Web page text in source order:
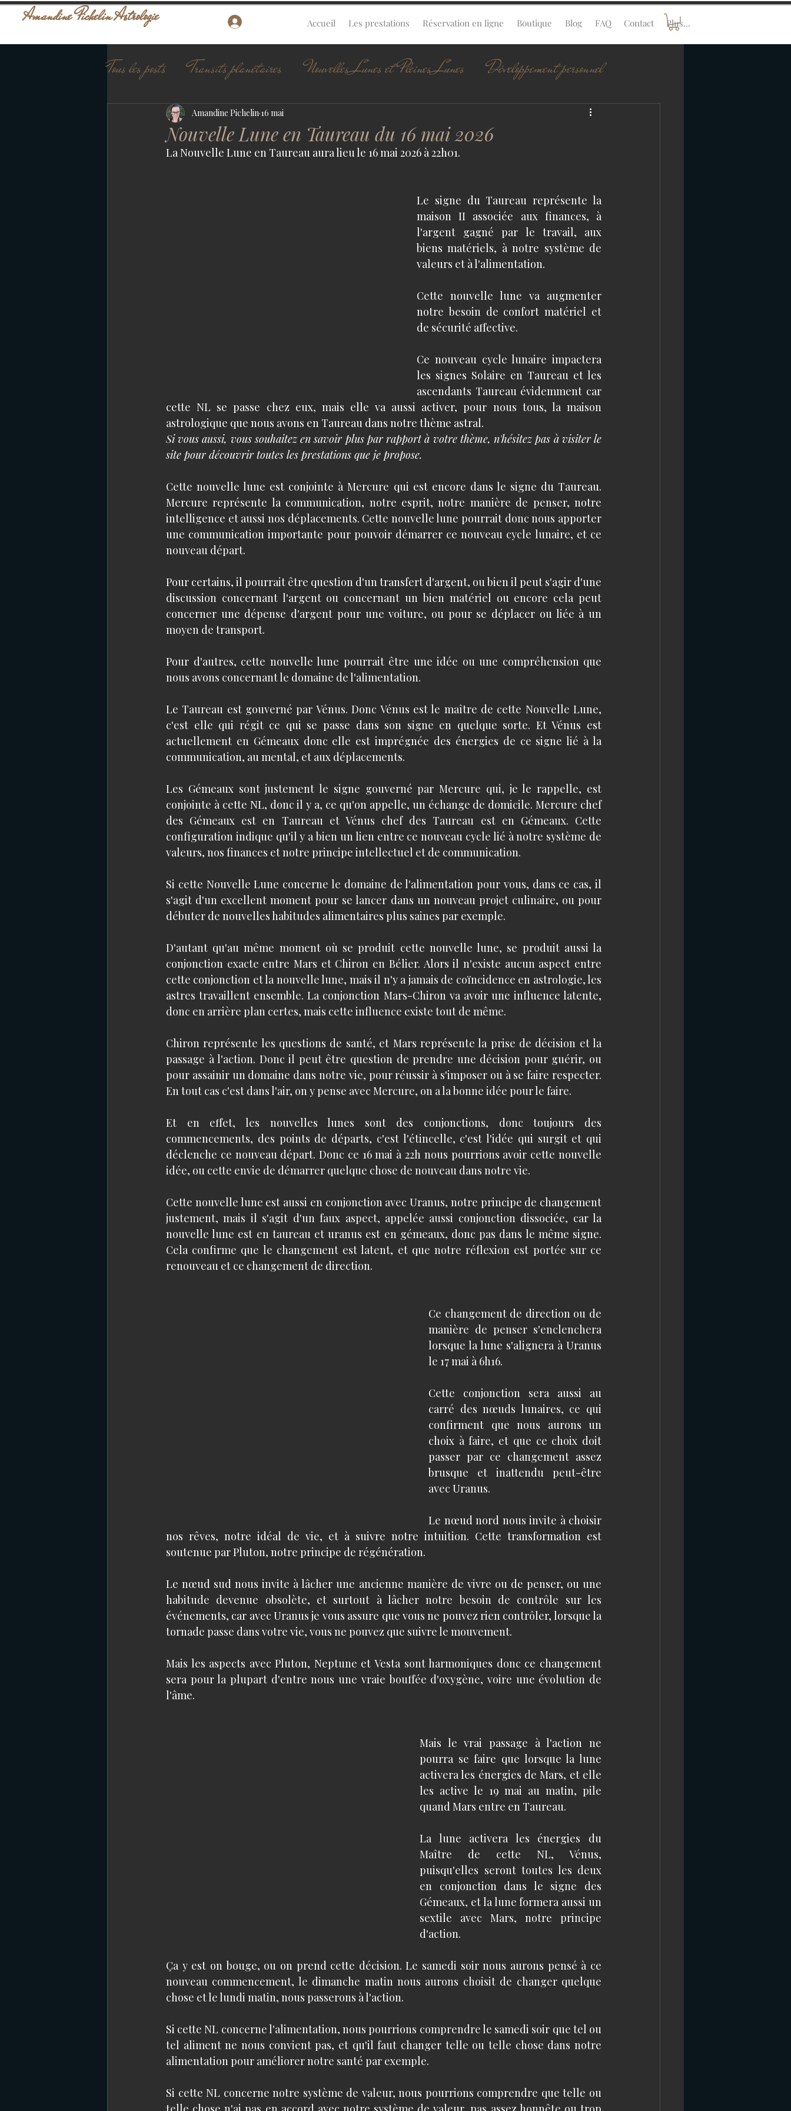
Amandine Pichelin Astrologie Accueil Les prestations Réservation en ligne Boutique Blog FAQ Contact Plus...
Tous les posts Transits planétaires Nouvelles Lunes et Pleines Lunes Développement personnel
Nouvelle Lune en Taureau du 16 mai 2026
Amandine Pichelin 16 mai
La Nouvelle Lune en Taureau aura lieu le 16 mai 2026 à 22h01.
Le signe du Taureau représente la
maison II associée aux finances, à
l'argent gagné par le travail, aux
biens matériels, à notre système de
valeurs et à l'alimentation.
Cette nouvelle lune va augmenter
notre besoin de confort matériel et
de sécurité affective.
Ce nouveau cycle lunaire impactera
les signes Solaire en Taureau et les
ascendants Taureau évidemment car
cette NL se passe chez eux, mais elle va aussi activer, pour nous tous, la maison
astrologique que nous avons en Taureau dans notre thème astral.
Si vous aussi, vous souhaitez en savoir plus par rapport à votre thème, n'hésitez pas à visiter le
site pour découvrir toutes les prestations que je propose.
Cette nouvelle lune est conjointe à Mercure qui est encore dans le signe du Taureau.
Mercure représente la communication, notre esprit, notre manière de penser, notre
intelligence et aussi nos déplacements. Cette nouvelle lune pourrait donc nous apporter
une communication importante pour pouvoir démarrer ce nouveau cycle lunaire, et ce
nouveau départ.
Pour certains, il pourrait être question d'un transfert d'argent, ou bien il peut s'agir d'une
discussion concernant l'argent ou concernant un bien matériel ou encore cela peut
concerner une dépense d'argent pour une voiture, ou pour se déplacer ou liée à un
moyen de transport.
Pour d'autres, cette nouvelle lune pourrait être une idée ou une compréhension que
nous avons concernant le domaine de l'alimentation.
Le Taureau est gouverné par Vénus. Donc Vénus est le maître de cette Nouvelle Lune,
c'est elle qui régit ce qui se passe dans son signe en quelque sorte. Et Vénus est
actuellement en Gémeaux donc elle est imprégnée des énergies de ce signe lié à la
communication, au mental, et aux déplacements.
Les Gémeaux sont justement le signe gouverné par Mercure qui, je le rappelle, est
conjointe à cette NL, donc il y a, ce qu'on appelle, un échange de domicile. Mercure chef
des Gémeaux est en Taureau et Vénus chef des Taureau est en Gémeaux. Cette
configuration indique qu'il y a bien un lien entre ce nouveau cycle lié à notre système de
valeurs, nos finances et notre principe intellectuel et de communication.
Si cette Nouvelle Lune concerne le domaine de l'alimentation pour vous, dans ce cas, il
s'agit d'un excellent moment pour se lancer dans un nouveau projet culinaire, ou pour
débuter de nouvelles habitudes alimentaires plus saines par exemple.
D'autant qu'au même moment où se produit cette nouvelle lune, se produit aussi la
conjonction exacte entre Mars et Chiron en Bélier. Alors il n'existe aucun aspect entre
cette conjonction et la nouvelle lune, mais il n'y a jamais de coïncidence en astrologie, les
astres travaillent ensemble. La conjonction Mars-Chiron va avoir une influence latente,
donc en arrière plan certes, mais cette influence existe tout de même.
Chiron représente les questions de santé, et Mars représente la prise de décision et la
passage à l'action. Donc il peut être question de prendre une décision pour guérir, ou
pour assainir un domaine dans notre vie, pour réussir à s'imposer ou à se faire respecter.
En tout cas c'est dans l'air, on y pense avec Mercure, on a la bonne idée pour le faire.
Et en effet, les nouvelles lunes sont des conjonctions, donc toujours des
commencements, des points de départs, c'est l'étincelle, c'est l'idée qui surgit et qui
déclenche ce nouveau départ. Donc ce 16 mai à 22h nous pourrions avoir cette nouvelle
idée, ou cette envie de démarrer quelque chose de nouveau dans notre vie.
Cette nouvelle lune est aussi en conjonction avec Uranus, notre principe de changement
justement, mais il s'agit d'un faux aspect, appelée aussi conjonction dissociée, car la
nouvelle lune est en taureau et uranus est en gémeaux, donc pas dans le même signe.
Cela confirme que le changement est latent, et que notre réflexion est portée sur ce
renouveau et ce changement de direction.
Ce changement de direction ou de
manière de penser s'enclenchera
lorsque la lune s'alignera à Uranus
le 17 mai à 6h16.
Cette conjonction sera aussi au
carré des nœuds lunaires, ce qui
confirment que nous aurons un
choix à faire, et que ce choix doit
passer par ce changement assez
brusque et inattendu peut-être
avec Uranus.
Le nœud nord nous invite à choisir
nos rêves, notre idéal de vie, et à suivre notre intuition. Cette transformation est
soutenue par Pluton, notre principe de régénération.
Le nœud sud nous invite à lâcher une ancienne manière de vivre ou de penser, ou une
habitude devenue obsolète, et surtout à lâcher notre besoin de contrôle sur les
événements, car avec Uranus je vous assure que vous ne pouvez rien contrôler, lorsque la
tornade passe dans votre vie, vous ne pouvez que suivre le mouvement.
Mais les aspects avec Pluton, Neptune et Vesta sont harmoniques donc ce changement
sera pour la plupart d'entre nous une vraie bouffée d'oxygène, voire une évolution de
l'âme.
Mais le vrai passage à l'action ne
pourra se faire que lorsque la lune
activera les énergies de Mars, et elle
les active le 19 mai au matin, pile
quand Mars entre en Taureau.
La lune activera les énergies du
Maître de cette NL, Vénus,
puisqu'elles seront toutes les deux
en conjonction dans le signe des
Gémeaux, et la lune formera aussi un
sextile avec Mars, notre principe
d'action.
Ça y est on bouge, ou on prend cette décision. Le samedi soir nous aurons pensé à ce
nouveau commencement, le dimanche matin nous aurons choisit de changer quelque
chose et le lundi matin, nous passerons à l'action.
Si cette NL concerne l'alimentation, nous pourrions comprendre le samedi soir que tel ou
tel aliment ne nous convient pas, et qu'il faut changer telle ou telle chose dans notre
alimentation pour améliorer notre santé par exemple.
Si cette NL concerne notre système de valeur, nous pourrions comprendre que telle ou